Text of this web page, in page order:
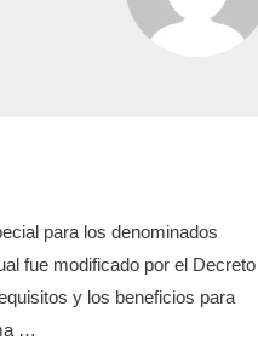
para los denominados
fue modificado por el Decreto
y los beneficios para
…